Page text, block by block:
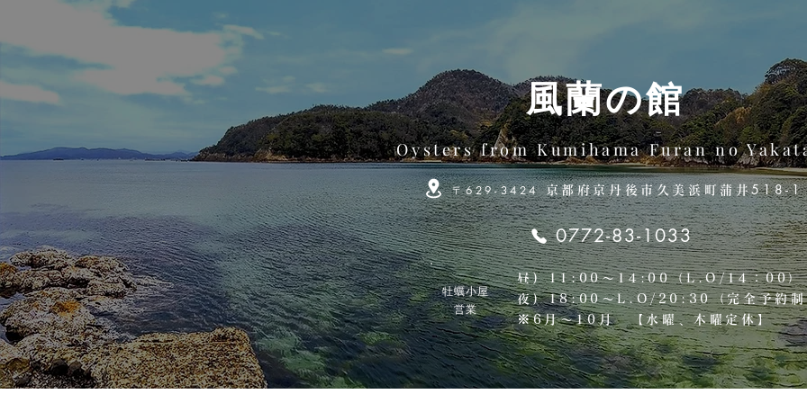
風蘭の館
Oysters from Kumihama Furan no
〒629-3424 京都府京丹後市久美浜町蒲井518-1
0772-83-1033
牡蠣小屋
営業
昼) 11:00〜14:00（L.O/14：00）
夜) 18:00〜L.O/20:30（完全予約制
※6月〜10月 【水曜、木曜定休】